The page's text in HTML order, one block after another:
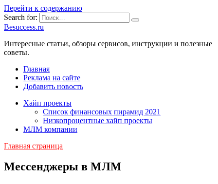
Перейти к содержанию
Search for:
Besuccess.ru
Интересные статьи, обзоры сервисов, инструкции и полезные
советы.
Главная
Реклама на сайте
Добавить новость
Хайп проекты
Список финансовых пирамид 2021
Низкопроцентные хайп проекты
МЛМ компании
Главная страница
Мессенджеры в МЛМ